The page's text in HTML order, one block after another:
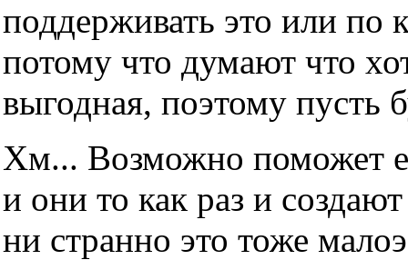
поддерживать это или по
потому что думают что
выгодная, поэтому пусть
Хм... Возможно поможет
и они то как раз и
ни странно это тоже